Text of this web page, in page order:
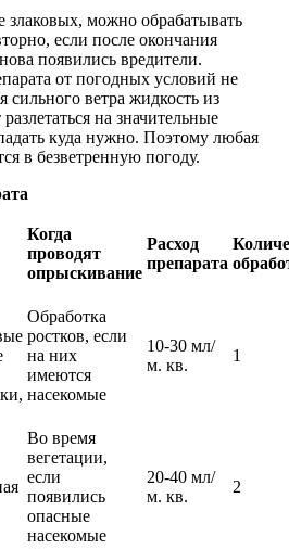
злаковых, можно обрабатывать
если после окончания
появились вредители.
от погодных условий не
сильного ветра жидкость из
на значительные
куда нужно. Поэтому любая
в безветренную погоду.
Когда
проводят
опрыскивание
Расход
препарата
Обработка
ростков, если
на них
имеются
насекомые
10-30 мл/
м. кв.
1
Во время
вегетации,
если
появились
опасные
насекомые
20-40 мл/
м. кв.
2